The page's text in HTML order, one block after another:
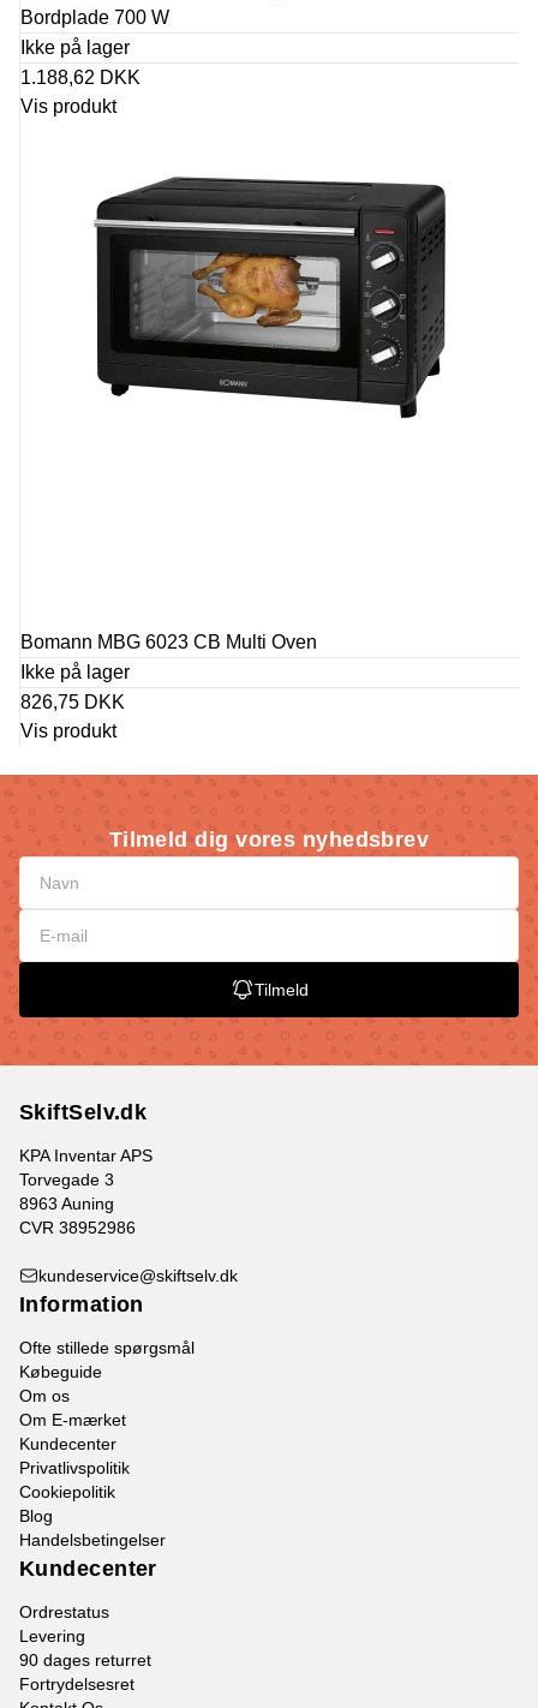
Bordplade 700 W
Ikke på lager
1.188,62 DKK
Vis produkt
Bomann MBG 6023 CB Multi Oven
Ikke på lager
826,75 DKK
Vis produkt
Tilmeld dig vores nyhedsbrev
Tilmeld
SkiftSelv.dk
KPA Inventar APS
Torvegade 3
8963 Auning
CVR 38952986
kundeservice@skiftselv.dk
Information
Ofte stillede spørgsmål
Købeguide
Om os
Om E-mærket
Kundecenter
Privatlivspolitik
Cookiepolitik
Blog
Handelsbetingelser
Kundecenter
Ordrestatus
Levering
90 dages returret
Fortrydelsesret